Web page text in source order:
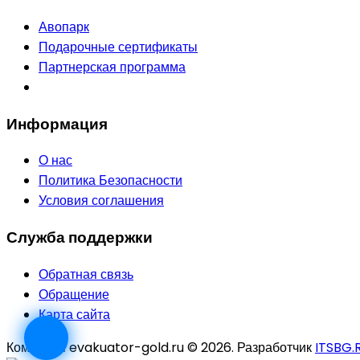
Авопарк
Подарочные сертификаты
Партнерская программа
Информация
О нас
Политика Безопасности
Условия соглашения
Служба поддержки
Обратная связь
Обращение
Карта сайта
Компания evakuator-gold.ru © 2026. Разработчик